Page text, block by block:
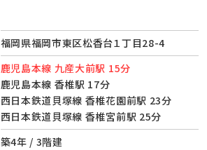
福岡県福岡市東区松香台１丁目28-4
鹿児島本線 九産大前駅 15分
鹿児島本線 香椎駅 17分
西日本鉄道貝塚線 香椎花園前駅 23分
西日本鉄道貝塚線 香椎宮前駅 25分
築4年 / 3階建